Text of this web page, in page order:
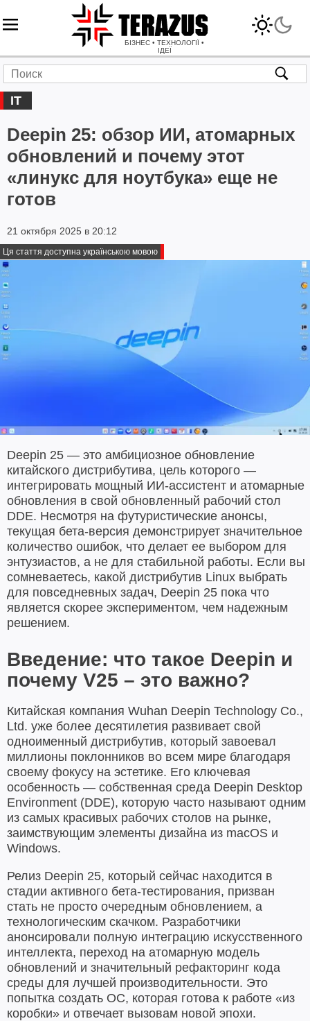
БІЗНЕС • ТЕХНОЛОГІЇ •
ІДЕЇ
IT
Deepin 25: обзор ИИ, атомарных
обновлений и почему этот
«линукс для ноутбука» еще не
готов
21 октября 2025 в 20:12
Ця стаття доступна українською мовою
Deepin 25 — это амбициозное обновление
китайского дистрибутива, цель которого —
интегрировать мощный ИИ-ассистент и атомарные
обновления в свой обновленный рабочий стол
DDE. Несмотря на футуристические анонсы,
текущая бета-версия демонстрирует значительное
количество ошибок, что делает ее выбором для
энтузиастов, а не для стабильной работы. Если вы
сомневаетесь, какой дистрибутив Linux выбрать
для повседневных задач, Deepin 25 пока что
является скорее экспериментом, чем надежным
решением.
Введение: что такое Deepin и
почему V25 – это важно?
Китайская компания Wuhan Deepin Technology Co.,
Ltd. уже более десятилетия развивает свой
одноименный дистрибутив, который завоевал
миллионы поклонников во всем мире благодаря
своему фокусу на эстетике. Его ключевая
особенность — собственная среда Deepin Desktop
Environment (DDE), которую часто называют одним
из самых красивых рабочих столов на рынке,
заимствующим элементы дизайна из macOS и
Windows.
Релиз Deepin 25, который сейчас находится в
стадии активного бета-тестирования, призван
стать не просто очередным обновлением, а
технологическим скачком. Разработчики
анонсировали полную интеграцию искусственного
интеллекта, переход на атомарную модель
обновлений и значительный рефакторинг кода
среды для лучшей производительности. Это
попытка создать ОС, которая готова к работе «из
коробки» и отвечает вызовам новой эпохи.